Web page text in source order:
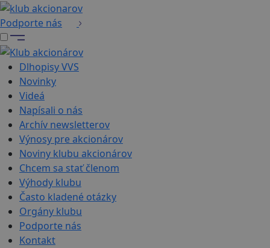
Podporte nás
Dlhopisy VVS
Novinky
Videá
Napísali o nás
Archív newsletterov
Výnosy pre akcionárov
Noviny klubu akcionárov
Chcem sa stať členom
Výhody klubu
Často kladené otázky
Orgány klubu
Podporte nás
Kontakt